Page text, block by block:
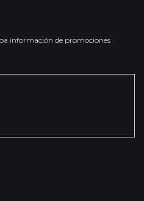
información de promociones